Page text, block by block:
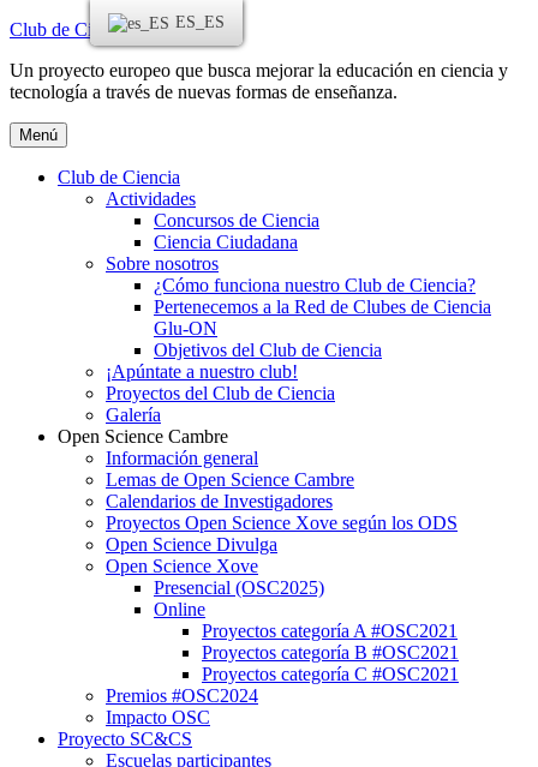
Ir
contenido
Club de Ciencia Ciudadana
Un proyecto europeo que busca mejorar la educación en ciencia y
tecnología a través de nuevas formas de enseñanza.
Menú
Club de Ciencia
Actividades
Concursos de Ciencia
Ciencia Ciudadana
Sobre nosotros
¿Cómo funciona nuestro Club de Ciencia?
Pertenecemos a la Red de Clubes de Ciencia
Glu-ON
Objetivos del Club de Ciencia
¡Apúntate a nuestro club!
Proyectos del Club de Ciencia
Galería
Open Science Cambre
Información general
Lemas de Open Science Cambre
Calendarios de Investigadores
Proyectos Open Science Xove según los ODS
Open Science Divulga
Open Science Xove
Presencial (OSC2025)
Online
Proyectos categoría A #OSC2021
Proyectos categoría B #OSC2021
Proyectos categoría C #OSC2021
Premios #OSC2024
Impacto OSC
Proyecto SC&CS
Escuelas participantes
ES_ES